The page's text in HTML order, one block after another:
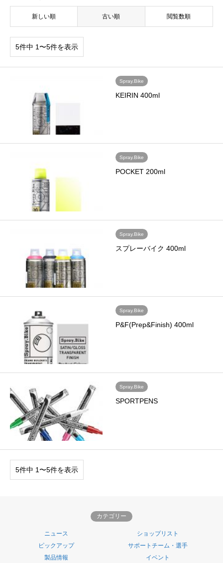
新しい順 古い順 閲覧数順
5件中 1〜5件を表示
Spray.Bike
KEIRIN 400ml
Spray.Bike
POCKET 200ml
Spray.Bike
スプレーバイク 400ml
Spray.Bike
P&F(Prep&Finish) 400ml
Spray.Bike
SPORTPENS
5件中 1〜5件を表示
カテゴリー
ニュース
ショップリスト
ピックアップ
サポートチーム・選手
製品情報
イベント